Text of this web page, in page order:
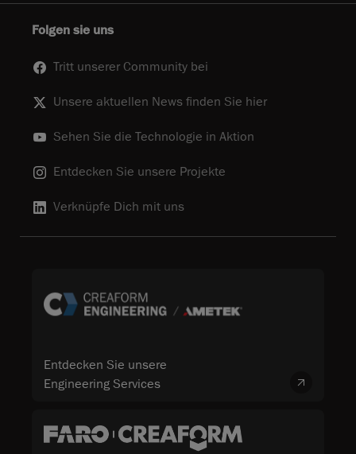
Folgen sie uns
Tritt unserer Community bei
Unsere aktuellen News finden Sie hier
Sehen Sie die Technologie in Aktion
Entdecken Sie unsere Projekte
Verknüpfe Dich mit uns
Entdecken Sie unsere
Engineering Services